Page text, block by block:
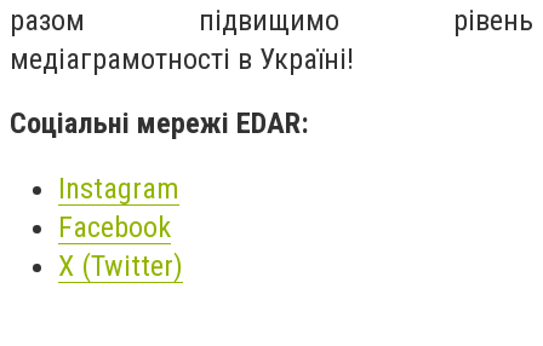
разом підвищимо рівень
медіаграмотності в Україні!
Соціальні мережі EDAR:
Instagram
Facebook
X (Twitter)